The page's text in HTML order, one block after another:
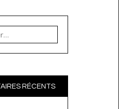
RÉCENTS